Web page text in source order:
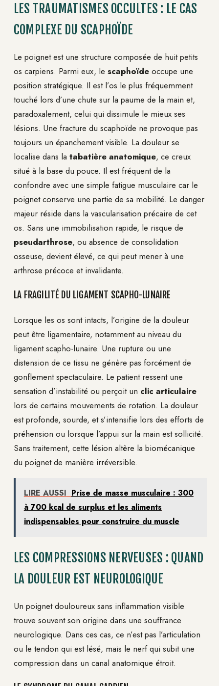
LES TRAUMATISMES OCCULTES : LE CAS
COMPLEXE DU SCAPHOÏDE
Le poignet est une structure composée de huit petits
os carpiens. Parmi eux, le scaphoïde occupe une
position stratégique. Il est l’os le plus fréquemment
touché lors d’une chute sur la paume de la main et,
paradoxalement, celui qui dissimule le mieux ses
lésions. Une fracture du scaphoïde ne provoque pas
toujours un épanchement visible. La douleur se
localise dans la tabatière anatomique, ce creux
situé à la base du pouce. Il est fréquent de la
confondre avec une simple fatigue musculaire car le
poignet conserve une partie de sa mobilité. Le danger
majeur réside dans la vascularisation précaire de cet
os. Sans une immobilisation rapide, le risque de
pseudarthrose, ou absence de consolidation
osseuse, devient élevé, ce qui peut mener à une
arthrose précoce et invalidante.
LA FRAGILITÉ DU LIGAMENT SCAPHO-LUNAIRE
Lorsque les os sont intacts, l’origine de la douleur
peut être ligamentaire, notamment au niveau du
ligament scapho-lunaire. Une rupture ou une
distension de ce tissu ne génère pas forcément de
gonflement spectaculaire. Le patient ressent une
sensation d’instabilité ou perçoit un clic articulaire
lors de certains mouvements de rotation. La douleur
est profonde, sourde, et s’intensifie lors des efforts de
préhension ou lorsque l’appui sur la main est sollicité.
Sans traitement, cette lésion altère la biomécanique
du poignet de manière irréversible.
LIRE AUSSI Prise de masse musculaire : 300
à 700 kcal de surplus et les aliments
indispensables pour construire du muscle
LES COMPRESSIONS NERVEUSES : QUAND
LA DOULEUR EST NEUROLOGIQUE
Un poignet douloureux sans inflammation visible
trouve souvent son origine dans une souffrance
neurologique. Dans ces cas, ce n’est pas l’articulation
ou le tendon qui est lésé, mais le nerf qui subit une
compression dans un canal anatomique étroit.